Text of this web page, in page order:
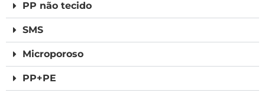
PP não tecido
SMS
Microporoso
PP+PE